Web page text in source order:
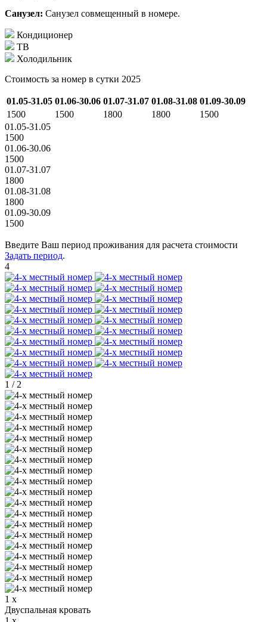
Санузел: Санузел совмещенный в номере.
Кондиционер
ТВ
Холодильник
Стоимость за номер в сутки 2025
01.05-31.05 01.06-30.06 01.07-31.07 01.08-31.08 01.09-30.09
1500
1500 1800 1800
1500
01.05-31.05
1500
01.06-30.06
1500
01.07-31.07
1800
01.08-31.08
1800
01.09-30.09
1500
Введите Ваш период проживания для расчета стоимости
Задать период.
4
1 / 2
1 x
Двуспальная кровать